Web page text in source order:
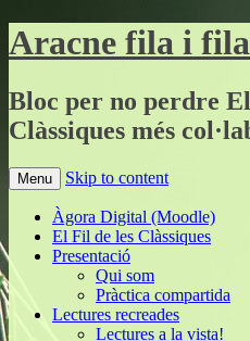
Aracne fila i fila
Bloc per no perdre
Clàssiques més
Menu Skip to content
Àgora Digital (Moodle)
El Fil de les Clàssiques
Presentació
Qui som
Pràctica compartida
Lectures recreades
Lectures a la vista!